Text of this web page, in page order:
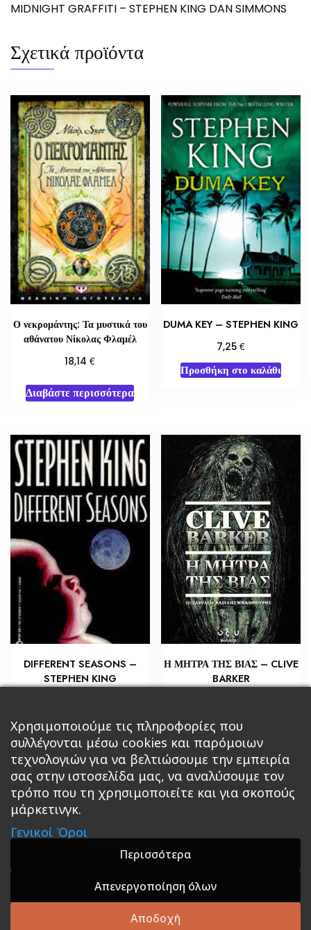
MIDNIGHT GRAFFITI – STEPHEN KING DAN SIMMONS
Σχετικά προϊόντα
Ο νεκρομάντης: Τα μυστικά του
αθάνατου Νίκολας Φλαμέλ
18,14€
Διαβάστε περισσότερα
DUMA KEY – STEPHEN KING
7,25€
Προσθήκη στο καλάθι
DIFFERENT SEASONS –
STEPHEN KING
Προσθήκη στο καλάθι
Η ΜΗΤΡΑ ΤΗΣ ΒΙΑΣ – CLIVE
BARKER
Προσθήκη στο καλάθι
Κεντρική Βιβλία
Roleplaying Games Ψυχαγωγία Εκδόσεις Βάρδος
Σε Προσφορά
A theme by GradientThemes - A theme by Gradient
Themes
Χρησιμοποιούμε τις πληροφορίες που
συλλέγονται μέσω cookies και παρόμοιων
τεχνολογιών για να βελτιώσουμε την εμπειρία
σας στην ιστοσελίδα μας, να αναλύσουμε τον
τρόπο που τη χρησιμοποιείτε και για σκοπούς
μάρκετινγκ.
Γενικοί Όροι
Περισσότερα
Απενεργοποίηση όλων
Αποδοχή